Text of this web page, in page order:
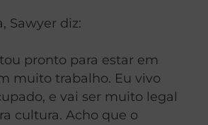
Sawyer diz:
pronto para estar em
muito trabalho. Eu vivo
e vai ser muito legal
cultura. Acho que o